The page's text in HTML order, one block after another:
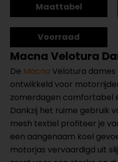
Maattabel
Voorraad
Macna Velotura
De Macna Velotura
ontwikkeld voor
zomerdagen comfortabel
Dankzij het ruime gebruik
mesh textiel profiteer je
een aangenaam koel
motorjas vervaardigd uit